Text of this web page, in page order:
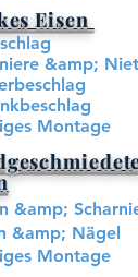
Eisen
Montage
&amp;
&amp;
&amp; Nägel
Montage